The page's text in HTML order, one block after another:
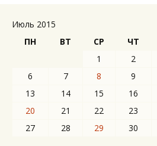
Июль 2015
ПН
ВТ СР ЧТ
1
2
6
7 8 9
13
14 15 16
20
21 22 23
27
28 29 30